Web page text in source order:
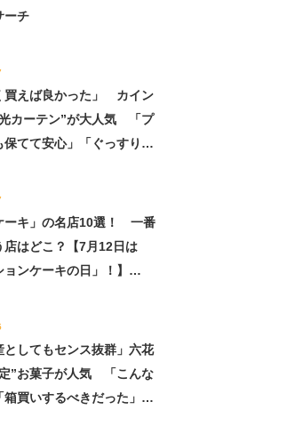
ーチ
買えば良かった」 カイン
カーテン”が大人気 「プ
保てて安心」「ぐっすり眠
ーキ」の名店10選！ 一番
店はどこ？【7月12日は
ョンケーキの日」！】
としてもセンス抜群」六花
”お菓子が人気 「こんな
買いするべきだった」